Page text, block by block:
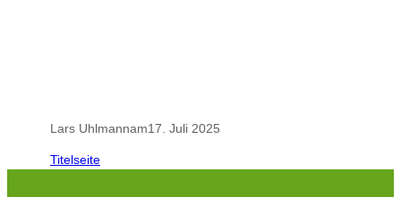
Lars Uhlmannam17. Juli 2025
Titelseite